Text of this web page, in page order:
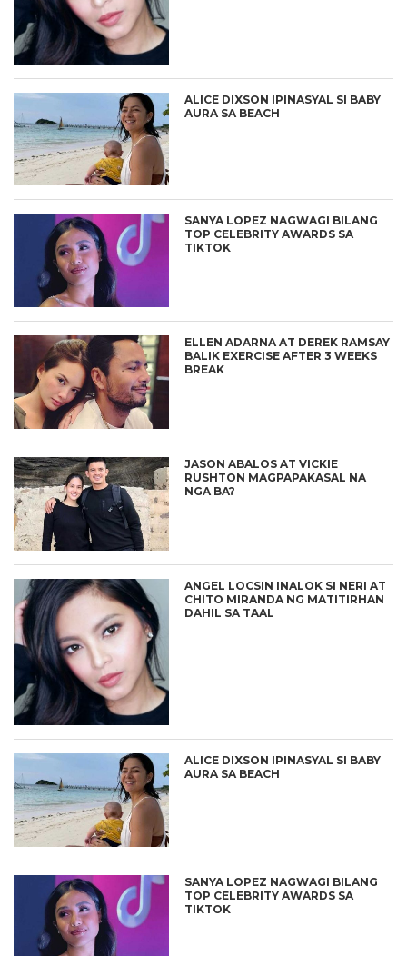
ALICE DIXSON IPINASYAL SI BABY
AURA SA BEACH
SANYA LOPEZ NAGWAGI BILANG
TOP CELEBRITY AWARDS SA
TIKTOK
ELLEN ADARNA AT DEREK RAMSAY
BALIK EXERCISE AFTER 3 WEEKS
BREAK
JASON ABALOS AT VICKIE
RUSHTON MAGPAPAKASAL NA
NGA BA?
ANGEL LOCSIN INALOK SI NERI AT
CHITO MIRANDA NG MATITIRHAN
DAHIL SA TAAL
ALICE DIXSON IPINASYAL SI BABY
AURA SA BEACH
SANYA LOPEZ NAGWAGI BILANG
TOP CELEBRITY AWARDS SA
TIKTOK